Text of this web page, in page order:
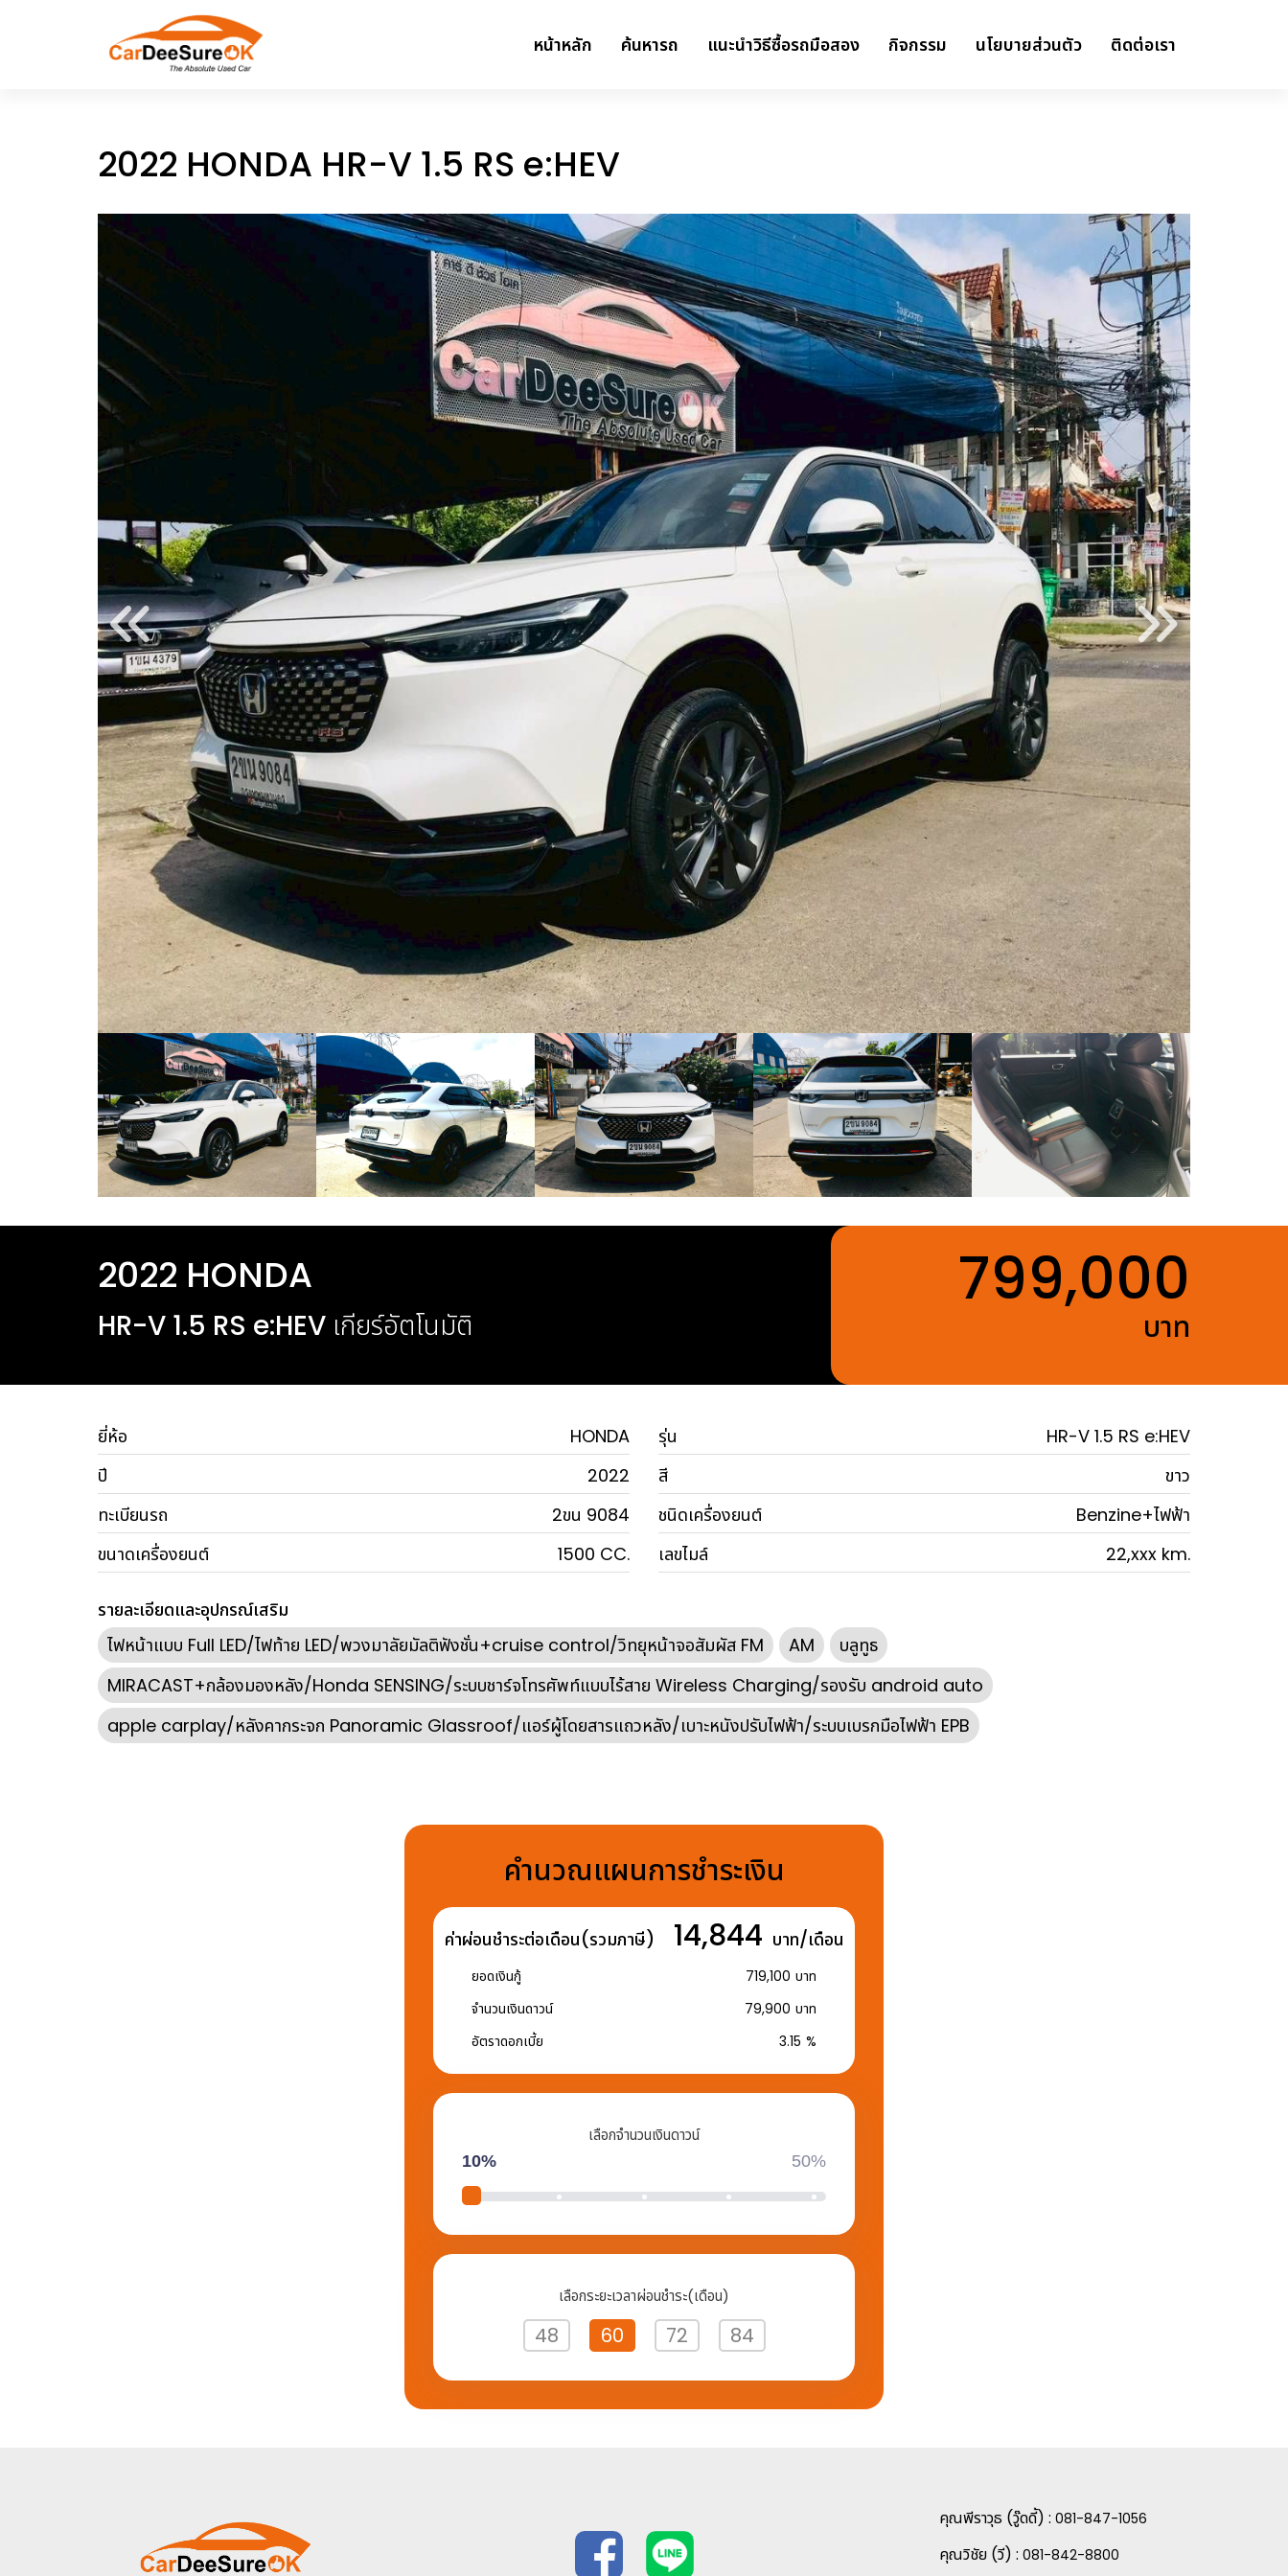
หน้าหลัก ค้นหารถ แนะนำวิธีซื้อรถมือสอง กิจกรรม นโยบายส่วนตัว ติดต่อเรา
2022 HONDA HR-V 1.5 RS e:HEV
2022 HONDA
HR-V 1.5 RS e:HEV เกียร์อัตโนมัติ
799,000
บาท
ยี่ห้อ HONDA รุ่น
HR-V 1.5 RS e:HEV
ปี
2022 สี
ขาว
ทะเบียนรถ
2ขน 9084 ชนิดเครื่องยนต์
Benzine+ไฟฟ้า
ขนาดเครื่องยนต์
1500 CC. เลขไมล์ 22,xxx km.
รายละเอียดและอุปกรณ์เสริม
ไฟหน้าแบบ Full LED/ไฟท้าย LED/พวงมาลัยมัลติฟังชั่น+cruise control/วิทยุหน้าจอสัมผัส FM
AM
บลูทูธ
MIRACAST+กล้องมองหลัง/Honda SENSING/ระบบชาร์จโทรศัพท์แบบไร้สาย Wireless Charging/รองรับ android auto
apple carplay/หลังคากระจก Panoramic Glassroof/แอร์ผู้โดยสารแถวหลัง/เบาะหนังปรับไฟฟ้า/ระบบเบรกมือไฟฟ้า EPB
คำนวณแผนการชำระเงิน
ค่าผ่อนชำระต่อเดือน(รวมภาษี) 14,844 บาท/เดือน
ยอดเงินกู้ 719,100 บาท
จำนวนเงินดาวน์
79,900 บาท
อัตราดอกเบี้ย
3.15 %
เลือกจำนวนเงินดาวน์
50%
10%
เลือกระยะเวลาผ่อนชำระ(เดือน)
48 60 72 84
คุณพีราวุธ (วู๊ดดี้) : 081-847-1056
คุณวิชัย (วี) : 081-842-8800